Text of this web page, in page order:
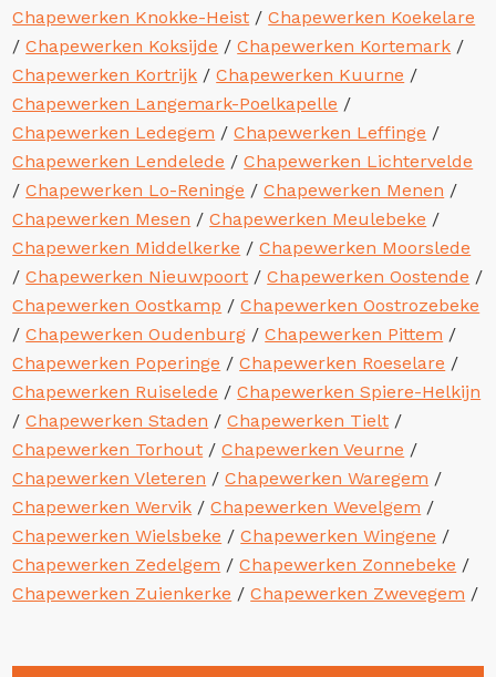
Chapewerken Knokke-Heist /Chapewerken Koekelare
/Chapewerken Koksijde /Chapewerken Kortemark /
Chapewerken Kortrijk /Chapewerken Kuurne /
Chapewerken Langemark-Poelkapelle /
Chapewerken Ledegem /Chapewerken Leffinge /
Chapewerken Lendelede /Chapewerken Lichtervelde
/Chapewerken Lo-Reninge /Chapewerken Menen /
Chapewerken Mesen /Chapewerken Meulebeke /
Chapewerken Middelkerke /Chapewerken Moorslede
/Chapewerken Nieuwpoort /Chapewerken Oostende /
Chapewerken Oostkamp /Chapewerken Oostrozebeke
/Chapewerken Oudenburg /Chapewerken Pittem /
Chapewerken Poperinge /Chapewerken Roeselare /
Chapewerken Ruiselede /Chapewerken Spiere-Helkijn
/Chapewerken Staden /Chapewerken Tielt /
Chapewerken Torhout /Chapewerken Veurne /
Chapewerken Vleteren /Chapewerken Waregem /
Chapewerken Wervik /Chapewerken Wevelgem /
Chapewerken Wielsbeke /Chapewerken Wingene /
Chapewerken Zedelgem /Chapewerken Zonnebeke /
Chapewerken Zuienkerke /Chapewerken Zwevegem /